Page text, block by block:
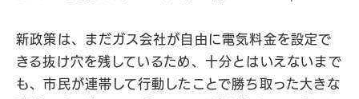
新政策は、まだガス会社が自由に電気料金を設定で
きる抜け穴を残しているため、十分とはいえないまで
も、市民が連帯して行動したことで勝ち取った大きな